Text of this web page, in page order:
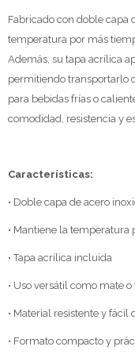
Fabricado con doble capa
temperatura por más
Además, su tapa acrílica
permitiendo transportarlo
para bebidas frías o
comodidad, resistencia y
Características:
• Doble capa de acero
• Mantiene la temperatura
• Tapa acrílica incluida
• Uso versátil como mate o
• Material resistente y fácil
• Formato compacto y